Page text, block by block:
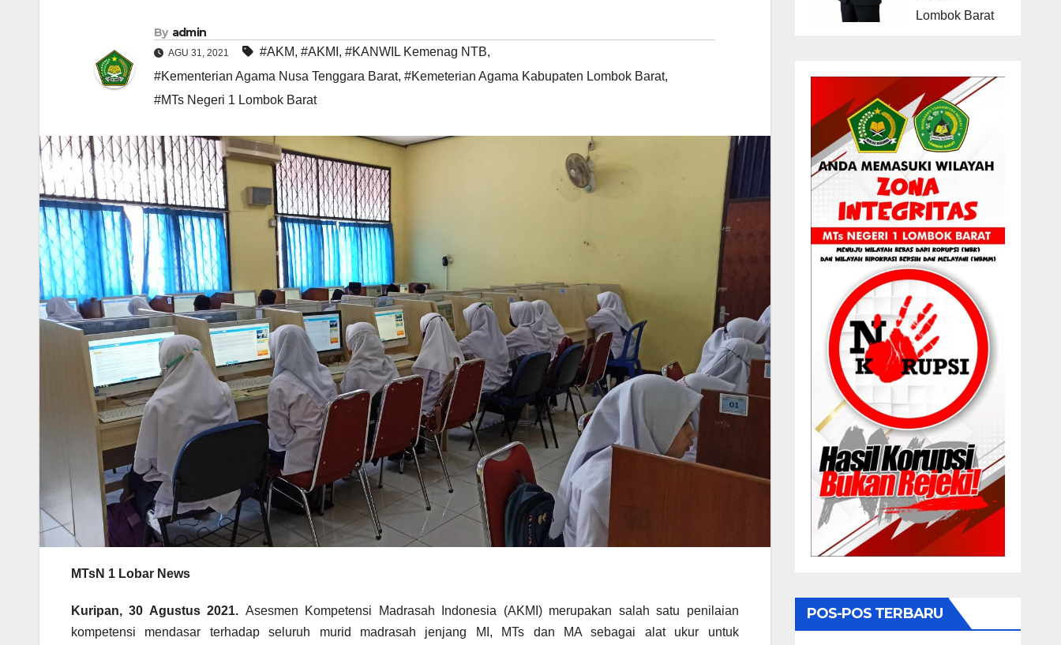
By admin
AGU 31, 2021 #AKM, #AKMI , #KANWIL Kemenag NTB,
#Kementerian Agama Nusa Tenggara Barat, #Kemeterian Agama Kabupaten Lombok Barat,
#MTs Negeri 1 Lombok Barat
MTsN 1 Lobar News
Kuripan, 30 Agustus 2021. Asesmen Kompetensi Madrasah Indonesia (AKMI) merupakan salah satu penilaian
kompetensi mendasar terhadap seluruh murid madrasah jenjang MI, MTs dan MA sebagai alat ukur untuk
Lombok Barat
POS-POS TERBARU